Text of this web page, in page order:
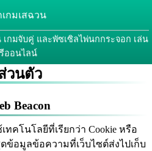
กมเสฉวน
เกมจับคู่ และพัซเซิลไพ่นกกระจอก เล่น
ออนไลน์
วนตัว
Beacon
ทคโนโลยีที่เรียกว่า Cookie หรือ
ดข้อมูลข้อความที่เว็บไซต์ส่งไปเก็บ